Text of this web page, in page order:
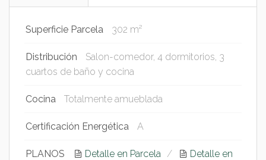
Superficie Parcela 302 m²
Distribución
Salon-comedor, 4 dormitorios, 3
cuartos de baño y cocina
Cocina Totalmente amueblada
Certificación Energética A
PLANOS Detalle en Parcela
Detalle en